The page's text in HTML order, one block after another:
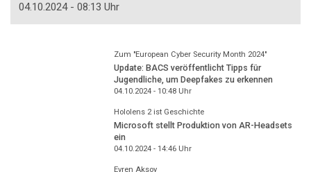
04.10.2024 - 08:13 Uhr
Zum "European Cyber Security Month 2024"
Update: BACS veröffentlicht Tipps für
Jugendliche, um Deepfakes zu erkennen
04.10.2024 - 10:48Uhr
Hololens 2 ist Geschichte
Microsoft stellt Produktion von AR-Headsets
ein
04.10.2024 - 14:46Uhr
Evren Aksoy